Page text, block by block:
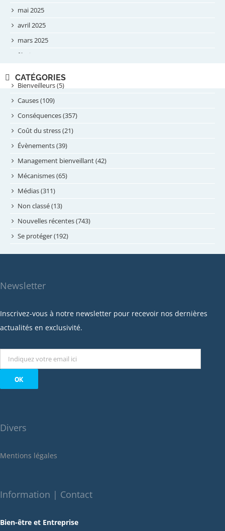
mai 2025
avril 2025
mars 2025
février 2025
septembre 2024
août 2024
juillet 2024
juin 2024
mai 2024
avril 2024
février 2024
janvier 2024
novembre 2023
octobre 2023
septembre 2023
mars 2023
janvier 2023
décembre 2022
octobre 2022
septembre 2022
août 2022
mai 2022
décembre 2021
octobre 2021
juillet 2021
CATÉGORIES
Bienveilleurs (5)
Causes (109)
Conséquences (357)
Coût du stress (21)
Évènements (39)
Management bienveillant (42)
Mécanismes (65)
Médias (311)
Non classé (13)
Nouvelles récentes (743)
Se protéger (192)
Newsletter
Inscrivez-vous à notre newsletter pour recevoir nos dernières
actualités en exclusivité.
Divers
Mentions légales
Information | Contact
Bien-être et Entreprise